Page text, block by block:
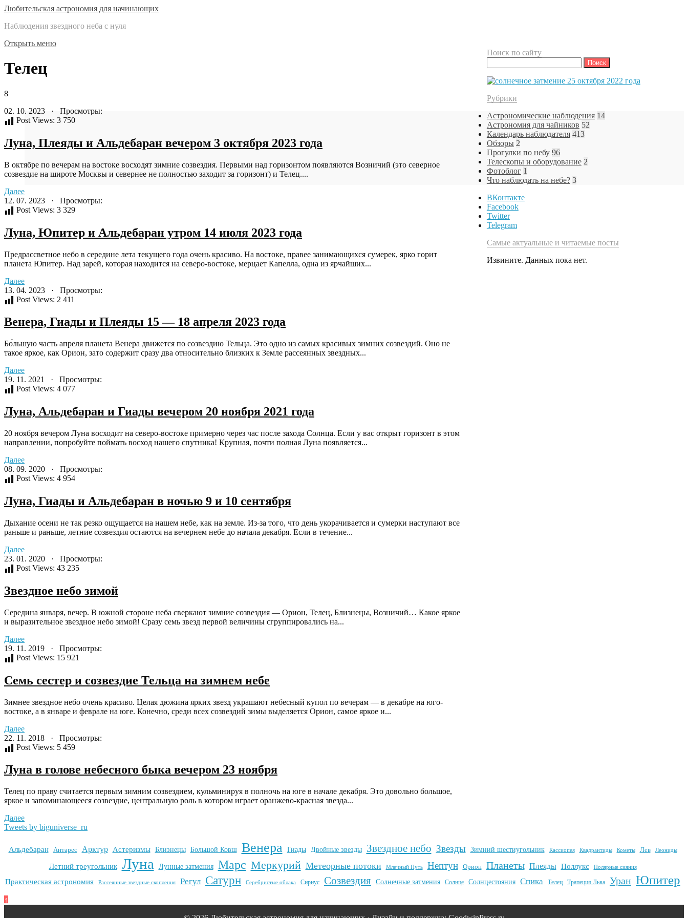
Любительская астрономия для начинающих
Наблюдения звездного неба с нуля
Открыть меню
Телец
8
02. 10. 2023 · Просмотры:
Post Views: 3 750
Луна, Плеяды и Альдебаран вечером 3 октября 2023 года
В октябре по вечерам на востоке восходят зимние созвездия. Первыми над горизонтом появляются Возничий (это северное
созвездие на широте Москвы и севернее не полностью заходит за горизонт) и Телец....
Далее
12. 07. 2023 · Просмотры:
Post Views: 3 329
Луна, Юпитер и Альдебаран утром 14 июля 2023 года
Предрассветное небо в середине лета текущего года очень красиво. На востоке, правее занимающихся сумерек, ярко горит
планета Юпитер. Над зарей, которая находится на северо-востоке, мерцает Капелла, одна из ярчайших...
Далее
13. 04. 2023 · Просмотры:
Post Views: 2 411
Венера, Гиады и Плеяды 15 — 18 апреля 2023 года
Бо́льшую часть апреля планета Венера движется по созвездию Тельца. Это одно из самых красивых зимних созвездий. Оно не
такое яркое, как Орион, зато содержит сразу два относительно близких к Земле рассеянных звездных...
Далее
19. 11. 2021 · Просмотры:
Post Views: 4 077
Луна, Альдебаран и Гиады вечером 20 ноября 2021 года
20 ноября вечером Луна восходит на северо-востоке примерно через час после захода Солнца. Если у вас открыт горизонт в этом
направлении, попробуйте поймать восход нашего спутника! Крупная, почти полная Луна появляется...
Далее
08. 09. 2020 · Просмотры:
Post Views: 4 954
Луна, Гиады и Альдебаран в ночью 9 и 10 сентября
Дыхание осени не так резко ощущается на нашем небе, как на земле. Из-за того, что день укорачивается и сумерки наступают все
раньше и раньше, летние созвездия остаются на вечернем небе до начала декабря. Если в течение...
Далее
23. 01. 2020 · Просмотры:
Post Views: 43 235
Звездное небо зимой
Середина января, вечер. В южной стороне неба сверкают зимние созвездия — Орион, Телец, Близнецы, Возничий… Какое яркое
и выразительное звездное небо зимой! Сразу семь звезд первой величины сгруппировались на...
Далее
19. 11. 2019 · Просмотры:
Post Views: 15 921
Семь сестер и созвездие Тельца на зимнем небе
Зимнее звездное небо очень красиво. Целая дюжина ярких звезд украшают небесный купол по вечерам — в декабре на юго-
востоке, а в январе и феврале на юге. Конечно, среди всех созвездий зимы выделяется Орион, самое яркое и...
Далее
22. 11. 2018 · Просмотры:
Post Views: 5 459
Луна в голове небесного быка вечером 23 ноября
Телец по праву считается первым зимним созвездием, кульминируя в полночь на юге в начале декабря. Это довольно большое,
яркое и запоминающееся созвездие, центральную роль в котором играет оранжево-красная звезда...
Далее
Поиск по сайту
Рубрики
Астрономические наблюдения 14
Астрономия для чайников 52
Календарь наблюдателя 413
Обзоры 2
Прогулки по небу 96
Телескопы и оборудование 2
Фотоблог 1
Что наблюдать на небе? 3
ВКонтакте
Facebook
Twitter
Telegram
Самые актуальные и читаемые посты
Извините. Данных пока нет.
Tweets by biguniverse_ru
Альдебаран Антарес Арктур Астеризмы Близнецы Большой Ковш Венера Гиады Двойные звезды Звездное небо Звезды Зимний шестиугольник Кассиопея Квадрантиды Кометы Лев Леониды
Летний треугольник Луна Лунные затмения Марс Меркурий Метеорные потоки Млечный Путь Нептун Орион Планеты Плеяды Поллукс Полярные сияния
Практическая астрономия Рассеянные звездные скопления Регул Сатурн Серебристые облака Сириус Созвездия Солнечные затмения Солнце Солнцестояния Спика Телец Трапеция Льва Уран Юпитер
↑